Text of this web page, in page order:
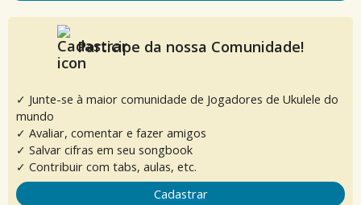
Participe da nossa Comunidade!
✓ Junte-se à maior comunidade de Jogadores de Ukulele do
mundo
✓ Avaliar, comentar e fazer amigos
✓ Salvar cifras em seu songbook
✓ Contribuir com tabs, aulas, etc.
Cadastrar